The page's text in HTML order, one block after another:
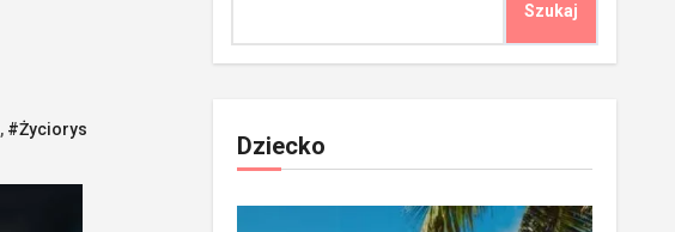
, #Życiorys
Szukaj
Dziecko